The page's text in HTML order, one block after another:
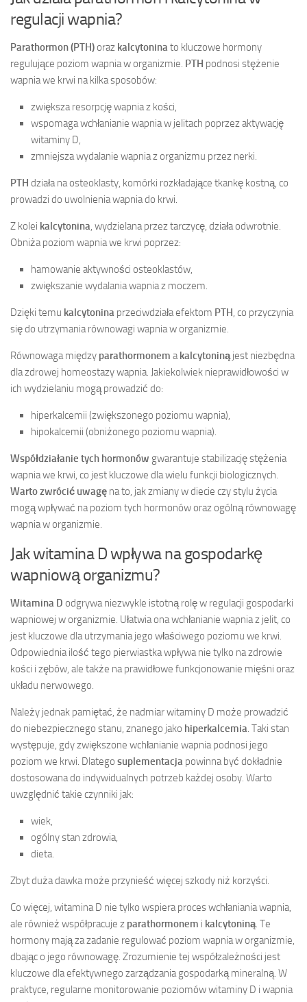
regulacji wapnia?
Parathormon (PTH)oraz kalcytoninato kluczowe hormony
regulujące poziom wapnia w organizmie. PTH podnosi stężenie
wapnia we krwi na kilka sposobów:
zwiększa resorpcję wapnia z kości,
wspomaga wchłanianie wapnia w jelitach poprzez aktywację
witaminy D,
zmniejsza wydalanie wapnia z organizmu przez nerki.
PTH działa na osteoklasty, komórki rozkładające tkankę kostną, co
prowadzi do uwolnienia wapnia do krwi.
Z kolei kalcytonina, wydzielana przez tarczycę, działa odwrotnie.
Obniża poziom wapnia we krwi poprzez:
hamowanie aktywności osteoklastów,
zwiększanie wydalania wapnia z moczem.
Dzięki temu kalcytonina przeciwdziała efektom PTH, co przyczynia
się do utrzymania równowagi wapnia w organizmie.
Równowaga między parathormonem akalcytoninąjest niezbędna
dla zdrowej homeostazy wapnia. Jakiekolwiek nieprawidłowości w
ich wydzielaniu mogą prowadzić do:
hiperkalcemii (zwiększonego poziomu wapnia),
hipokalcemii (obniżonego poziomu wapnia).
Współdziałanie tych hormonów gwarantuje stabilizację stężenia
wapnia we krwi, co jest kluczowe dla wielu funkcji biologicznych.
Warto zwrócić uwagę na to, jak zmiany w diecie czy stylu życia
mogą wpływać na poziom tych hormonów oraz ogólną równowagę
wapnia w organizmie.
Jak witamina D wpływa na gospodarkę
wapniową organizmu?
Witamina D odgrywa niezwykle istotną rolę w regulacji gospodarki
wapniowej w organizmie. Ułatwia ona wchłanianie wapnia z jelit, co
jest kluczowe dla utrzymania jego właściwego poziomu we krwi.
Odpowiednia ilość tego pierwiastka wpływa nie tylko na zdrowie
kości i zębów, ale także na prawidłowe funkcjonowanie mięśni oraz
układu nerwowego.
Należy jednak pamiętać, że nadmiar witaminy D może prowadzić
do niebezpiecznego stanu, znanego jako hiperkalcemia. Taki stan
występuje, gdy zwiększone wchłanianie wapnia podnosi jego
poziom we krwi. Dlatego suplementacja powinna być dokładnie
dostosowana do indywidualnych potrzeb każdej osoby. Warto
uwzględnić takie czynniki jak:
wiek,
ogólny stan zdrowia,
dieta.
Zbyt duża dawka może przynieść więcej szkody niż korzyści.
Co więcej, witamina D nie tylko wspiera proces wchłaniania wapnia,
ale również współpracuje z parathormonem i kalcytoniną. Te
hormony mają za zadanie regulować poziom wapnia w organizmie,
dbając o jego równowagę. Zrozumienie tej współzależności jest
kluczowe dla efektywnego zarządzania gospodarką mineralną. W
praktyce, regularne monitorowanie poziomów witaminy D i wapnia